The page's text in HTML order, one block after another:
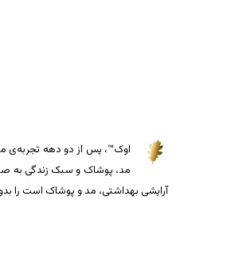
اوک™، پس از دو دهه تجربه‌ی
مد، پوشاک و سبک زندگی به
آرایشی بهداشتی، مد و پوشاک است را